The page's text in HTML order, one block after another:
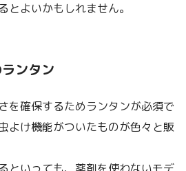
とよいかもしれません。
ンタン
を確保するためランタンが必須で
よけ機能がついたものが色々と販